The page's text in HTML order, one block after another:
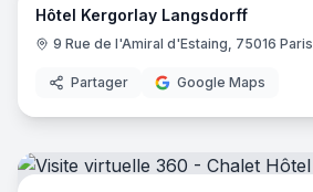
Hôtel Kergorlay Langsdorff
9 Rue de l'Amiral d'Estaing, 75016 Paris
Partager Google Maps